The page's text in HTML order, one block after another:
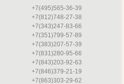
+7(495)565-36-39
+7(812)748-27-38
+7(343)247-83-66
+7(351)799-57-89
+7(383)207-57-39
+7(831)280-95-66
+7(843)203-92-63
+7(846)379-21-19
+7(863)303-29-62